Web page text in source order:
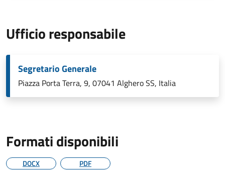
Ufficio responsabile
Segretario Generale
Piazza Porta Terra, 9, 07041 Alghero SS, Italia
Formati disponibili
DOCX PDF